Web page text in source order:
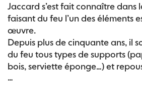
Jaccard s’est fait connaître dans
faisant du feu l’un des éléments
œuvre.
Depuis plus de cinquante ans, il
du feu tous types de supports
bois, serviette éponge…) et
loin les limites de l’art dans un
…